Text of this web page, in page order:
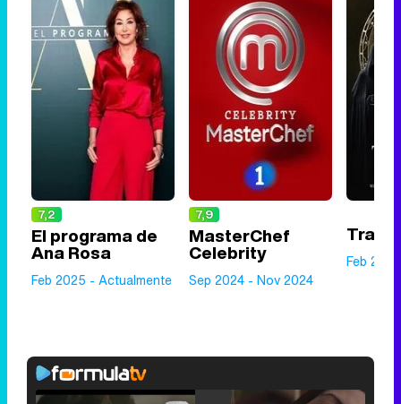
7,2
El programa de
Ana Rosa
Feb 2025 - Actualmente
7,9
MasterChef
Celebrity
Sep 2024 - Nov 2024
Feb